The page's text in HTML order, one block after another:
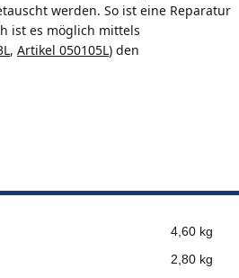
werden. So ist eine Reparatur
ist es möglich mittels
, Artikel 050105L) den
4,60 kg
2,80 kg